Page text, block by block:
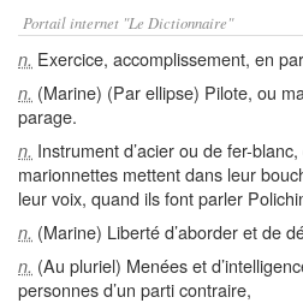
Portail internet "Le Dictionnaire"
n. Exercice, accomplissement, en
n. (Marine) (Par ellipse) Pilote, ou
parage.
n. Instrument d’acier ou de fer-
marionnettes mettent dans leur
leur voix, quand ils font parler
n. (Marine) Liberté d’aborder et de
n. (Au pluriel) Menées et
personnes d’un parti contraire,